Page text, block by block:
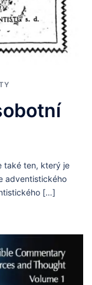
také ten, který je
adventistického
[…]